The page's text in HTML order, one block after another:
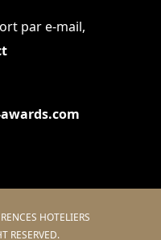
par e-mail,
HOTELIERS
RESERVED.